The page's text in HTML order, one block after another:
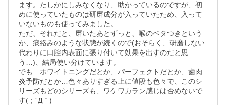
ます。たしかにしみなくなり、助かっているのですが、初
めに使っていたものは研磨成分が入っていたため、入って
いないものも使ってみました。
ただ、それだと、磨いたあとずっと、喉のベタつきという
か、痰絡みのような状態が続くので(おそらく、研磨しない
代わりに口腔内表面に張り付いて効果を出すのだと思
う…)、結局使い分けています。
でも…ホワイトニングだとか、パーフェクトだとか、歯肉
炎予防だとか…色々ありすぎる上に値段も色々で、このシ
リーズもどのシリーズも、ワケワカラン感じは否めないで
す(；´Д｀)